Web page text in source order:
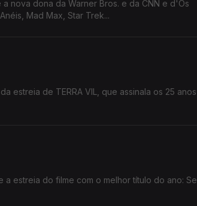
nova dona da Warner Bros. e da CNN e d'Os
Mad Max, Star Trek...
estreia de TERRA VIL, que assinala os 25 anos
a estreia do filme com o melhor título do ano: Se